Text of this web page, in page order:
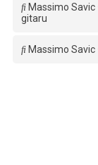
Massimo Savic
gitaru
Massimo Savic